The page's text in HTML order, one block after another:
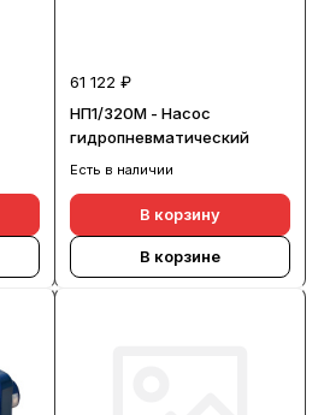
61 122 ₽
НП1/320М - Насос
гидропневматический
Есть в наличии
В корзину
В корзине